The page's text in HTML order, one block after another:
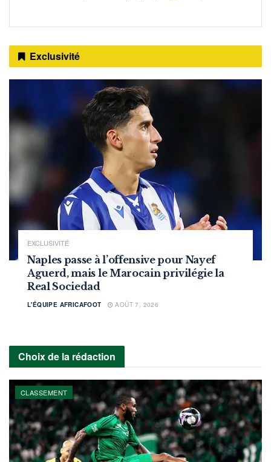
Exclusivité
EXCLUSIVITÉ
Naples passe à l’offensive pour Nayef
Aguerd, mais le Marocain privilégie la
Real Sociedad
L'ÉQUIPE AFRICAFOOT AOÛT 7, 2026
Choix de la rédaction
CLASSEMENT